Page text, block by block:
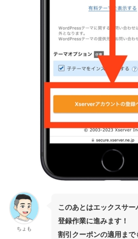
ちょも
このあとはエックスサ
登録作業に進みます！
割引クーポンの適用まで